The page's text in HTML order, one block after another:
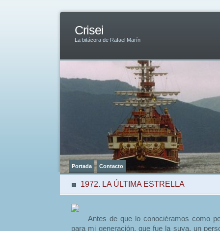
Crisei
La bitácora de Rafael Marín
Portada Contacto
1972. LA ÚLTIMA ESTRELLA
Antes de que lo conociéramos como
para mi generación, que fue la suya, un